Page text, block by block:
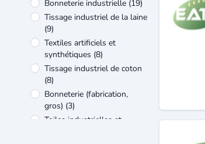
Bonneterie industrielle (19)
Tissage industriel de la laine
(9)
Textiles artificiels et
synthétiques (8)
Tissage industriel de coton
(8)
Bonneterie (fabrication,
gros) (3)
Toiles industrielles et